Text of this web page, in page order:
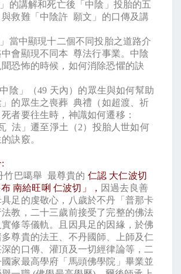
」的講解和死亡後「中陰」投胎的五
救難「中陰許 願文」的口傳及講
」當中顯現十二個不同投胎之道路介
會顯現不同本 尊法行事業。中陰
恐怖的時候，如何消除恐懼的訣
陰」（49 天內）的眾生與如何幫助
的眾生之喪葬 典禮（如超渡、祈
者要往生時，神識如何遷移：
法」遷至淨土（2）投胎人世如何
訣竅。
:
竹巴噶舉 最尊貴的 仁認 大仁波切
布 南給旺唎 仁波切」， 因過去良善
足的虔敬心，八歲於不丹「普那卡
教，二十三歲前接受了完整的佛法
修等儀軌。且因具足的因緣，於佛
尊貴的法王、不丹國師、上師及仁
的口傳、灌頂及一切經律論等，二
家最高學府「馬頭佛學院」畢業並